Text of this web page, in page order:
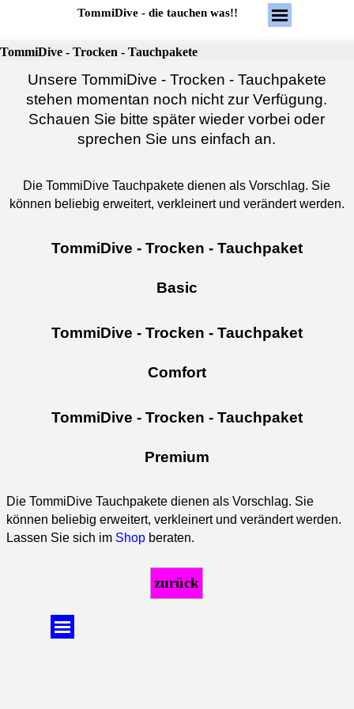
Direkt zum SeiteninhaltTommiDive - die tauchen was!! Menü
TommiDive - Trocken - Tauchpakete
Unsere TommiDive - Trocken - Tauchpakete
stehen momentan noch nicht zur Verfügung.
Schauen Sie bitte später wieder vorbei oder
sprechen Sie uns einfach an.
Die TommiDive Tauchpakete dienen als Vorschlag. Sie
können beliebig erweitert, verkleinert und verändert werden.
TommiDive - Trocken - Tauchpaket
Basic
TommiDive - Trocken - Tauchpaket
Comfort
TommiDive - Trocken - Tauchpaket
Premium
Die TommiDive Tauchpakete dienen als Vorschlag. Sie
können beliebig erweitert, verkleinert und verändert werden.
Lassen Sie sich im Shop beraten.
zurück
Menü überspringen